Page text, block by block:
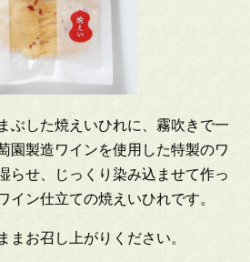
ぶした焼えいひれに、霧吹きで一
園製造ワインを使用した特製のワ
らせ、じっくり染み込ませて作っ
イン仕立ての焼えいひれです。
まお召し上がりください。